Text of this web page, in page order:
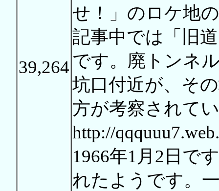
39,264
せ！」のロケ地
記事中では「旧
です。廃トンネ
坑口付近が、そ
方が考察されて
http://
1966年1月2日で
れたようです。